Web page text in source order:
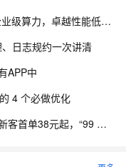
阿里云通用算力型u2i实例简介：新一代企业级算力，卓越性能低价享高性价比
日志规约一次讲清
APP中
4 个必做优化
阿里云热门活动：云资源产品直降90%，新客首单38元起，“99 计划”新购续费同价